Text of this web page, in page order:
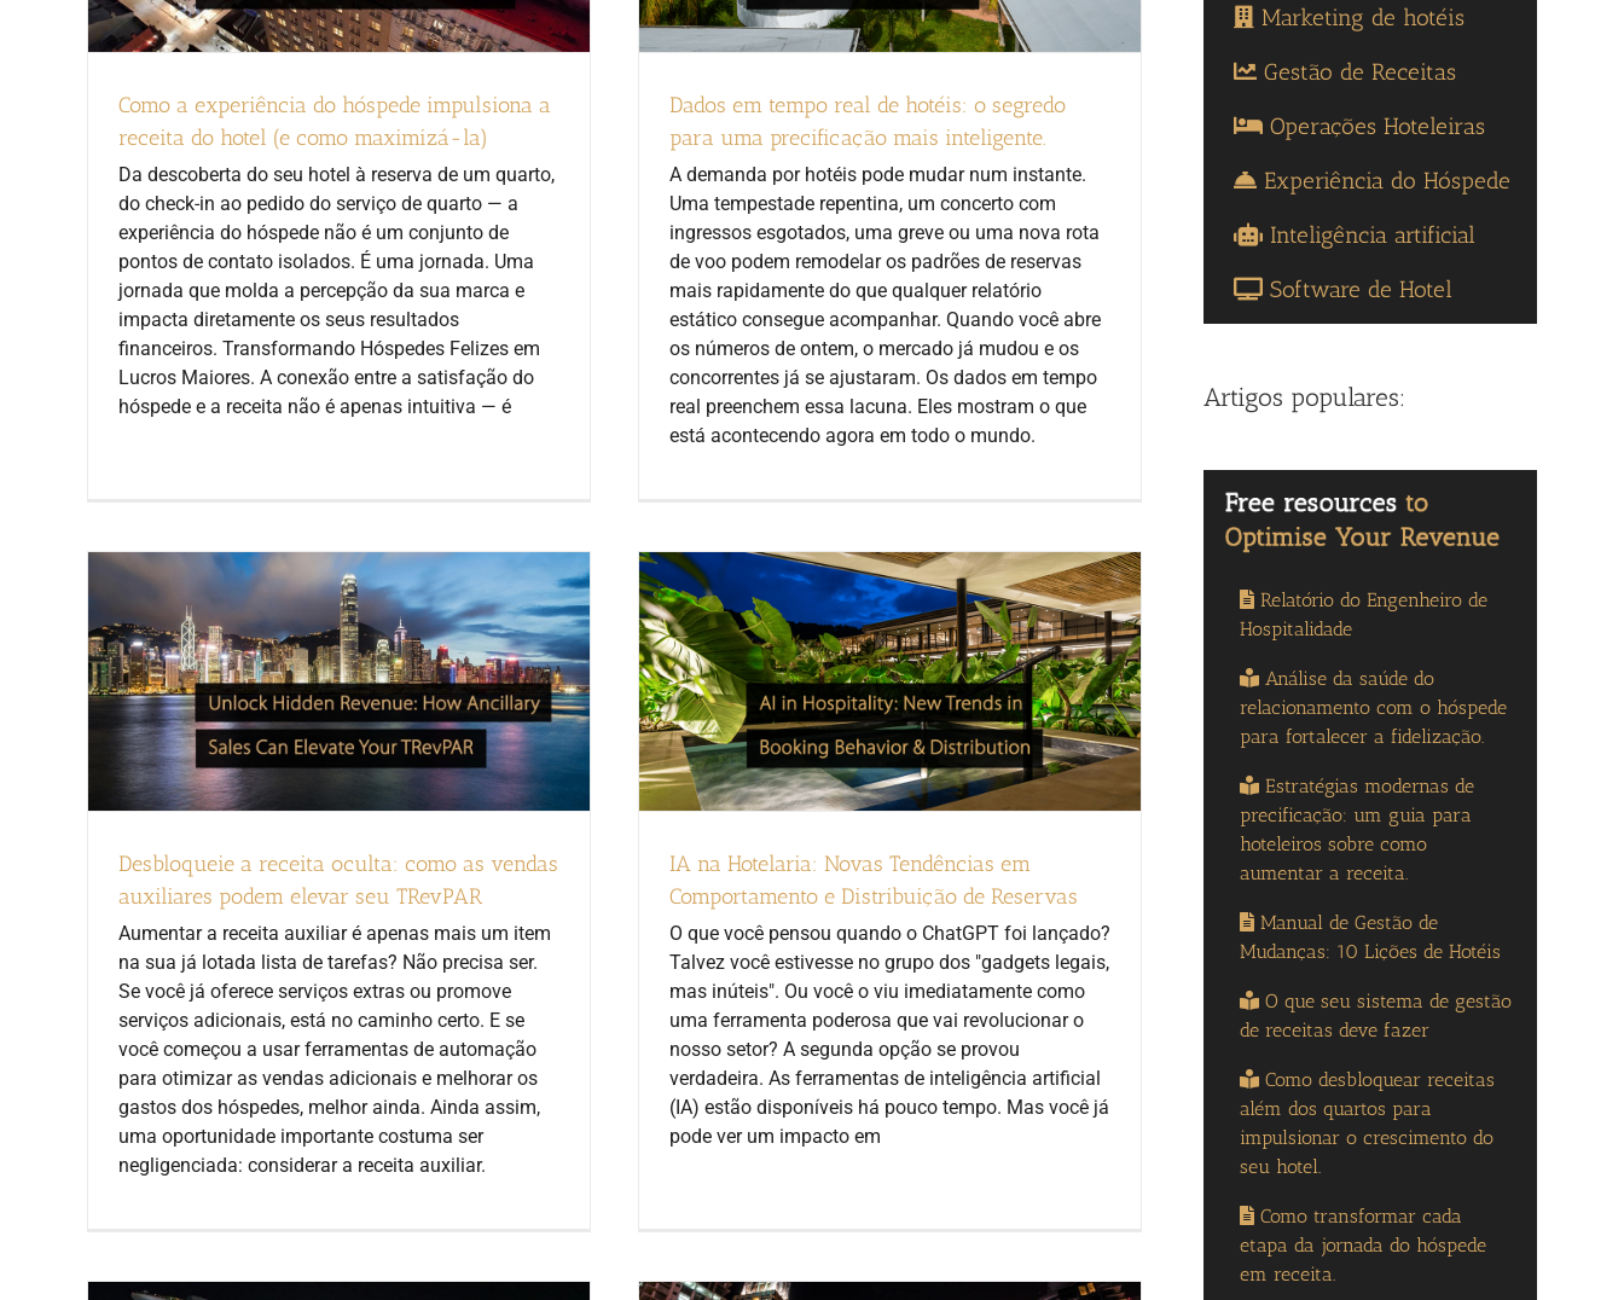
Como a experiência do hóspede impulsiona a
receita do hotel (e como maximizá-la)
Da descoberta do seu hotel à reserva de um quarto,
do check-in ao pedido do serviço de quarto — a
experiência do hóspede não é um conjunto de
pontos de contato isolados. É uma jornada. Uma
jornada que molda a percepção da sua marca e
impacta diretamente os seus resultados
financeiros. Transformando Hóspedes Felizes em
Lucros Maiores. A conexão entre a satisfação do
hóspede e a receita não é apenas intuitiva — é
Dados em tempo real de hotéis: o segredo
para uma precificação mais inteligente.
A demanda por hotéis pode mudar num instante.
Uma tempestade repentina, um concerto com
ingressos esgotados, uma greve ou uma nova rota
de voo podem remodelar os padrões de reservas
mais rapidamente do que qualquer relatório
estático consegue acompanhar. Quando você abre
os números de ontem, o mercado já mudou e os
concorrentes já se ajustaram. Os dados em tempo
real preenchem essa lacuna. Eles mostram o que
está acontecendo agora em todo o mundo.
Desbloqueie a receita oculta: como as vendas
auxiliares podem elevar seu TRevPAR
Aumentar a receita auxiliar é apenas mais um item
na sua já lotada lista de tarefas? Não precisa ser.
Se você já oferece serviços extras ou promove
serviços adicionais, está no caminho certo. E se
você começou a usar ferramentas de automação
para otimizar as vendas adicionais e melhorar os
gastos dos hóspedes, melhor ainda. Ainda assim,
uma oportunidade importante costuma ser
negligenciada: considerar a receita auxiliar.
IA na Hotelaria: Novas Tendências em
Comportamento e Distribuição de Reservas
O que você pensou quando o ChatGPT foi lançado?
Talvez você estivesse no grupo dos "gadgets legais,
mas inúteis". Ou você o viu imediatamente como
uma ferramenta poderosa que vai revolucionar o
nosso setor? A segunda opção se provou
verdadeira. As ferramentas de inteligência artificial
(IA) estão disponíveis há pouco tempo. Mas você já
pode ver um impacto em
Marketing de hotéis
Gestão de Receitas
Operações Hoteleiras
Experiência do Hóspede
Inteligência artificial
Software de Hotel
Artigos populares:
Relatório do Engenheiro de
Hospitalidade
Análise da saúde do
relacionamento com o hóspede
para fortalecer a fidelização.
Estratégias modernas de
precificação: um guia para
hoteleiros sobre como
aumentar a receita.
Manual de Gestão de
Mudanças: 10 Lições de Hotéis
O que seu sistema de gestão
de receitas deve fazer
Como desbloquear receitas
além dos quartos para
impulsionar o crescimento do
seu hotel.
Como transformar cada
etapa da jornada do hóspede
em receita.